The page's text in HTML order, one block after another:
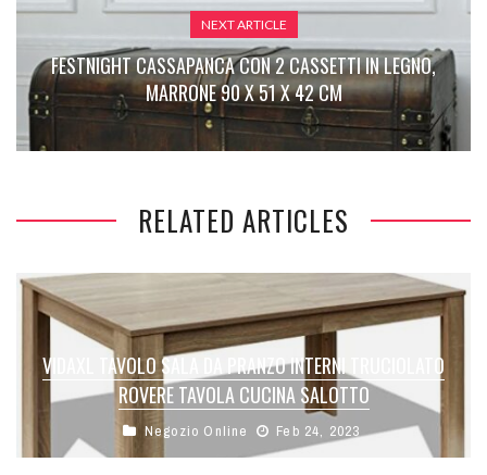
NEXT ARTICLE
FESTNIGHT CASSAPANCA CON 2 CASSETTI IN LEGNO,
MARRONE 90 X 51 X 42 CM
RELATED ARTICLES
VIDAXL TAVOLO SALA DA PRANZO INTERNI TRUCIOLATO
ROVERE TAVOLA CUCINA SALOTTO
Negozio Online Feb 24, 2023